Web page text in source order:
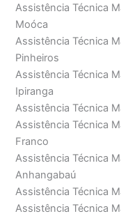
Assistência Técnica
Moóca
Assistência Técnica
Pinheiros
Assistência Técnica
Ipiranga
Assistência Técnica
Assistência Técnica
Franco
Assistência Técnica
Anhangabaú
Assistência Técnica
Assistência Técnica